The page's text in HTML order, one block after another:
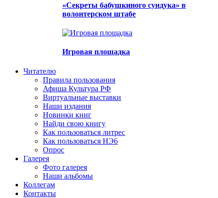
«Секреты бабушкиного сундука» в
волонтерском штабе
Игровая площадка
Читателю
Правила пользования
Афиша Культура РФ
Виртуальные выставки
Наши издания
Новинки книг
Найди свою книгу
Как пользоваться литрес
Как пользоваться НЭ6
Опрос
Галерея
Фото галерея
Наши альбомы
Коллегам
Контакты